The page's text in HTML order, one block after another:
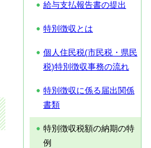
給与支払報告書の提出
特別徴収とは
個人住民税(市民税・県民
税)特別徴収事務の流れ
特別徴収に係る届出関係
書類
特別徴収税額の納期の特
例